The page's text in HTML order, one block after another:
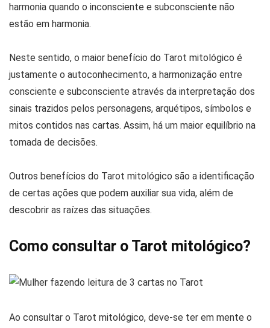
harmonia quando o inconsciente e subconsciente não
estão em harmonia.
Neste sentido, o maior benefício do Tarot mitológico é
justamente o autoconhecimento, a harmonização entre
consciente e subconsciente através da interpretação dos
sinais trazidos pelos personagens, arquétipos, símbolos e
mitos contidos nas cartas. Assim, há um maior equilíbrio na
tomada de decisões.
Outros benefícios do Tarot mitológico são a identificação
de certas ações que podem auxiliar sua vida, além de
descobrir as raízes das situações.
Como consultar o Tarot mitológico?
Ao consultar o Tarot mitológico, deve-se ter em mente o